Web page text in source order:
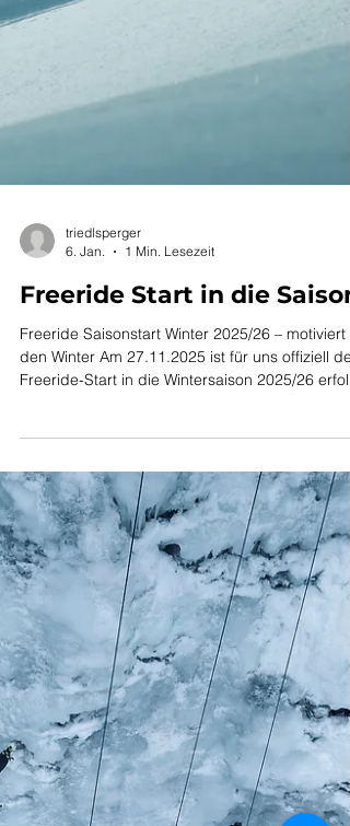
triedlsperger
6. Jan.
1 Min. Lesezeit
den Winter Am 27.11.2025 ist für uns offiziell der
Freeride-Start in die Wintersaison 2025/26 erfolgt.
Die ersten Tage im Gelände haben gezeigt: Ein
solider Start , gute Basis und motivierte Gäste –
genau so darf eine neue Saison beginnen. Auch
wenn der ganz große Powder noch auf sich
warten lässt, sind die Bedingungen für den
Saisonbeginn vielversprechend. Jetzt hoffen wir
auf ein paar ordentliche Neuschneeschübe rund
um d